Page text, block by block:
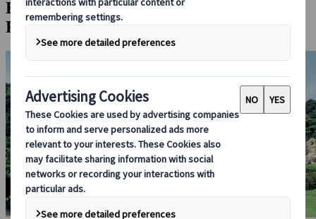
Entdecken Sie andere Reiseziele in dieser
Region